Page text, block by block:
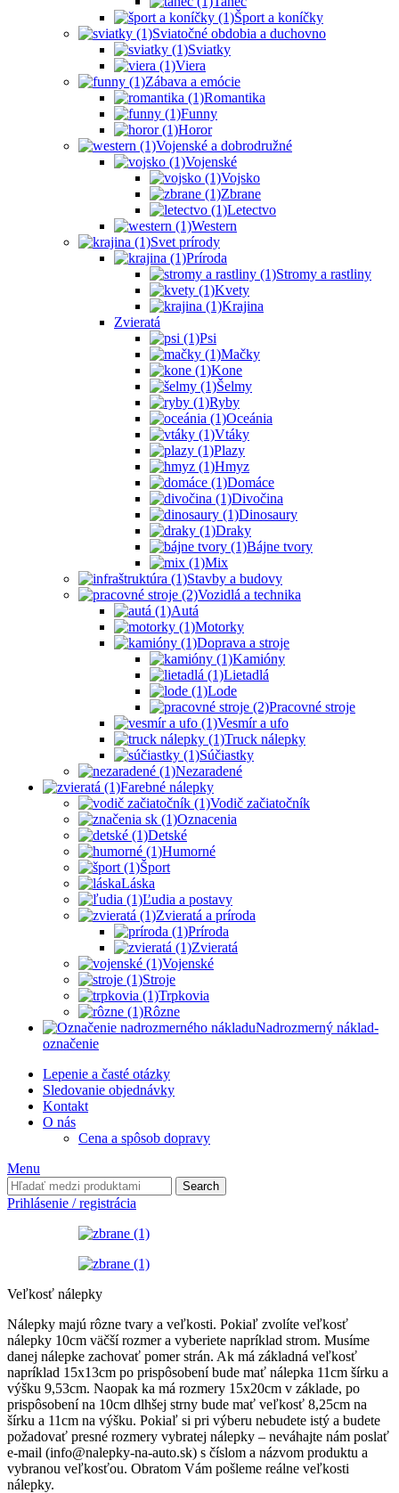
Šport a koníčky
Sviatočné obdobia a duchovno
Sviatky
Viera
Zábava a emócie
Romantika
Funny
Horor
Vojenské a dobrodružné
Vojenské
Vojsko
Zbrane
Letectvo
Western
Svet prírody
Príroda
Stromy a rastliny
Kvety
Krajina
Zvieratá
Psi
Mačky
Kone
Šelmy
Ryby
Oceánia
Vtáky
Plazy
Hmyz
Domáce
Divočina
Dinosaury
Draky
Bájne tvory
Mix
Stavby a budovy
Vozidlá a technika
Autá
Motorky
Doprava a stroje
Kamióny
Lietadlá
Lode
Pracovné stroje
Vesmír a ufo
Truck nálepky
Súčiastky
Nezaradené
Farebné nálepky
Vodič začiatočník
Oznacenia
Detské
Humorné
Šport
Láska
Ľudia a postavy
Zvieratá a príroda
Príroda
Zvieratá
Vojenské
Stroje
Trpkovia
Rôzne
Nadrozmerný náklad-
označenie
Lepenie a časté otázky
Sledovanie objednávky
Kontakt
O nás
Cena a spôsob dopravy
Menu
Search
Prihlásenie / registrácia
Veľkosť nálepky
Nálepky majú rôzne tvary a veľkosti. Pokiaľ zvolíte veľkosť
nálepky 10cm väčší rozmer a vyberiete napríklad strom. Musíme
danej nálepke zachovať pomer strán. Ak má základná veľkosť
napríklad 15x13cm po prispôsobení bude mať nálepka 11cm šírku a
výšku 9,53cm. Naopak ka má rozmery 15x20cm v základe, po
prispôsobení na 10cm dlhšej strny bude mať veľkosť 8,25cm na
šírku a 11cm na výšku. Pokiaľ si pri výberu nebudete istý a budete
požadovať presné rozmery vybratej nálepky – neváhajte nám poslať
e-mail (info@nalepky-na-auto.sk) s číslom a názvom produktu a
vybranou veľkosťou. Obratom Vám pošleme reálne veľkosti
nálepky.